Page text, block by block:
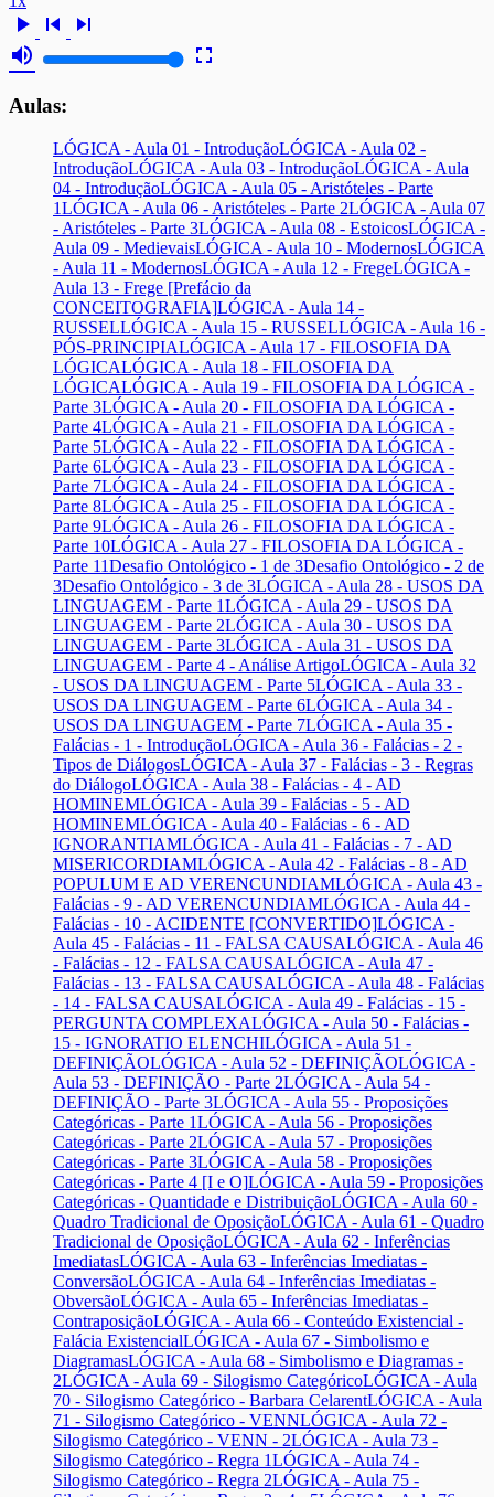
play_arrow skip_previous
skip_next
volume_up
fullscreen
Aulas:
LÓGICA - Aula 01 - IntroduçãoLÓGICA - Aula 02 -
IntroduçãoLÓGICA - Aula 03 - IntroduçãoLÓGICA - Aula
04 - IntroduçãoLÓGICA - Aula 05 - Aristóteles - Parte
1LÓGICA - Aula 06 - Aristóteles - Parte 2LÓGICA - Aula 07
- Aristóteles - Parte 3LÓGICA - Aula 08 - EstoicosLÓGICA -
Aula 09 - MedievaisLÓGICA - Aula 10 - ModernosLÓGICA
- Aula 11 - ModernosLÓGICA - Aula 12 - FregeLÓGICA -
Aula 13 - Frege [Prefácio da
CONCEITOGRAFIA]LÓGICA - Aula 14 -
RUSSELLÓGICA - Aula 15 - RUSSELLÓGICA - Aula 16 -
PÓS-PRINCIPIALÓGICA - Aula 17 - FILOSOFIA DA
LÓGICALÓGICA - Aula 18 - FILOSOFIA DA
LÓGICALÓGICA - Aula 19 - FILOSOFIA DA LÓGICA -
Parte 3LÓGICA - Aula 20 - FILOSOFIA DA LÓGICA -
Parte 4LÓGICA - Aula 21 - FILOSOFIA DA LÓGICA -
Parte 5LÓGICA - Aula 22 - FILOSOFIA DA LÓGICA -
Parte 6LÓGICA - Aula 23 - FILOSOFIA DA LÓGICA -
Parte 7LÓGICA - Aula 24 - FILOSOFIA DA LÓGICA -
Parte 8LÓGICA - Aula 25 - FILOSOFIA DA LÓGICA -
Parte 9LÓGICA - Aula 26 - FILOSOFIA DA LÓGICA -
Parte 10LÓGICA - Aula 27 - FILOSOFIA DA LÓGICA -
Parte 11Desafio Ontológico - 1 de 3Desafio Ontológico - 2 de
3Desafio Ontológico - 3 de 3LÓGICA - Aula 28 - USOS DA
LINGUAGEM - Parte 1LÓGICA - Aula 29 - USOS DA
LINGUAGEM - Parte 2LÓGICA - Aula 30 - USOS DA
LINGUAGEM - Parte 3LÓGICA - Aula 31 - USOS DA
LINGUAGEM - Parte 4 - Análise ArtigoLÓGICA - Aula 32
- USOS DA LINGUAGEM - Parte 5LÓGICA - Aula 33 -
USOS DA LINGUAGEM - Parte 6LÓGICA - Aula 34 -
USOS DA LINGUAGEM - Parte 7LÓGICA - Aula 35 -
Falácias - 1 - IntroduçãoLÓGICA - Aula 36 - Falácias - 2 -
Tipos de DiálogosLÓGICA - Aula 37 - Falácias - 3 - Regras
do DiálogoLÓGICA - Aula 38 - Falácias - 4 - AD
HOMINEMLÓGICA - Aula 39 - Falácias - 5 - AD
HOMINEMLÓGICA - Aula 40 - Falácias - 6 - AD
IGNORANTIAMLÓGICA - Aula 41 - Falácias - 7 - AD
MISERICORDIAMLÓGICA - Aula 42 - Falácias - 8 - AD
POPULUM E AD VERENCUNDIAMLÓGICA - Aula 43 -
Falácias - 9 - AD VERENCUNDIAMLÓGICA - Aula 44 -
Falácias - 10 - ACIDENTE [CONVERTIDO]LÓGICA -
Aula 45 - Falácias - 11 - FALSA CAUSALÓGICA - Aula 46
- Falácias - 12 - FALSA CAUSALÓGICA - Aula 47 -
Falácias - 13 - FALSA CAUSALÓGICA - Aula 48 - Falácias
- 14 - FALSA CAUSALÓGICA - Aula 49 - Falácias - 15 -
PERGUNTA COMPLEXALÓGICA - Aula 50 - Falácias -
15 - IGNORATIO ELENCHILÓGICA - Aula 51 -
DEFINIÇÃOLÓGICA - Aula 52 - DEFINIÇÃOLÓGICA -
Aula 53 - DEFINIÇÃO - Parte 2LÓGICA - Aula 54 -
DEFINIÇÃO - Parte 3LÓGICA - Aula 55 - Proposições
Categóricas - Parte 1LÓGICA - Aula 56 - Proposições
Categóricas - Parte 2LÓGICA - Aula 57 - Proposições
Categóricas - Parte 3LÓGICA - Aula 58 - Proposições
Categóricas - Parte 4 [I e O]LÓGICA - Aula 59 - Proposições
Categóricas - Quantidade e DistribuiçãoLÓGICA - Aula 60 -
Quadro Tradicional de OposiçãoLÓGICA - Aula 61 - Quadro
Tradicional de OposiçãoLÓGICA - Aula 62 - Inferências
ImediatasLÓGICA - Aula 63 - Inferências Imediatas -
ConversãoLÓGICA - Aula 64 - Inferências Imediatas -
ObversãoLÓGICA - Aula 65 - Inferências Imediatas -
ContraposiçãoLÓGICA - Aula 66 - Conteúdo Existencial -
Falácia ExistencialLÓGICA - Aula 67 - Simbolismo e
DiagramasLÓGICA - Aula 68 - Simbolismo e Diagramas -
2LÓGICA - Aula 69 - Silogismo CategóricoLÓGICA - Aula
70 - Silogismo Categórico - Barbara CelarentLÓGICA - Aula
71 - Silogismo Categórico - VENNLÓGICA - Aula 72 -
Silogismo Categórico - VENN - 2LÓGICA - Aula 73 -
Silogismo Categórico - Regra 1LÓGICA - Aula 74 -
Silogismo Categórico - Regra 2LÓGICA - Aula 75 -